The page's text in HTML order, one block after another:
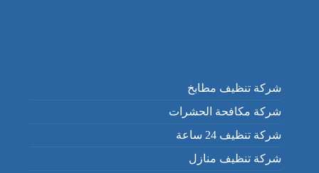
شركة تنظيف مطابخ
شركة مكافحة الحشرات
شركة تنظيف 24 ساعة
شركة تنظيف منازل